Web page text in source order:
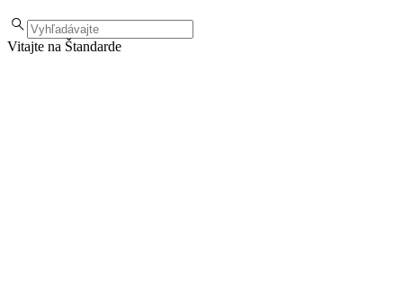
Vitajte na Štandarde